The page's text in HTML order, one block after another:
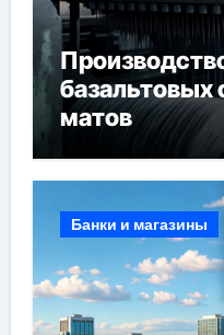
базальтовых
матов
Банки и магазины